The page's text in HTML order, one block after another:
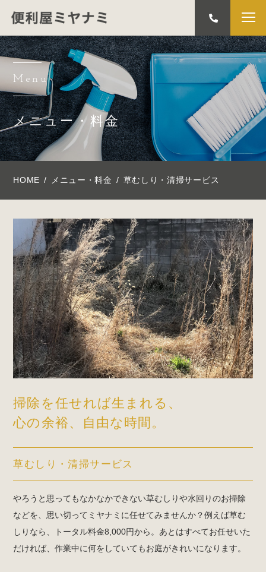
Menu
メニュー・料金
HOME メニュー・料金 草むしり・清掃サービス
掃除を任せれば生まれる、
心の余裕、自由な時間。
草むしり・清掃サービス
やろうと思ってもなかなかできない草むしりや水回りのお掃除
などを、思い切ってミヤナミに任せてみませんか？例えば草む
しりなら、トータル料金8,000円から。あとはすべてお任せいた
だければ、作業中に何をしていてもお庭がきれいになります。